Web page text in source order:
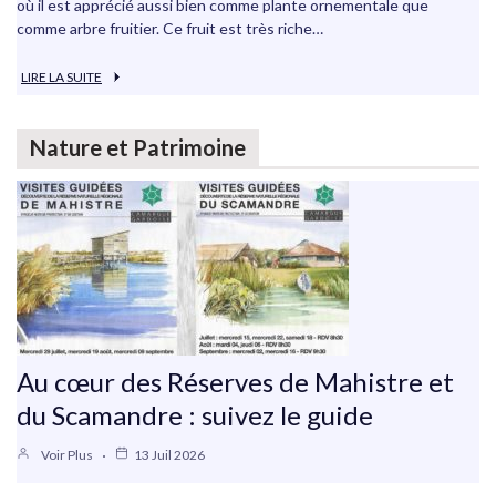
où il est apprécié aussi bien comme plante ornementale que
comme arbre fruitier. Ce fruit est très riche…
LIRE LA SUITE
Nature et Patrimoine
Au cœur des Réserves de Mahistre et
du Scamandre : suivez le guide
Voir Plus 13 Juil 2026